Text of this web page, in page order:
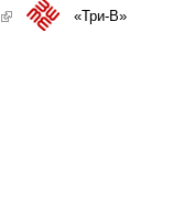
(link is external)«Три-В»